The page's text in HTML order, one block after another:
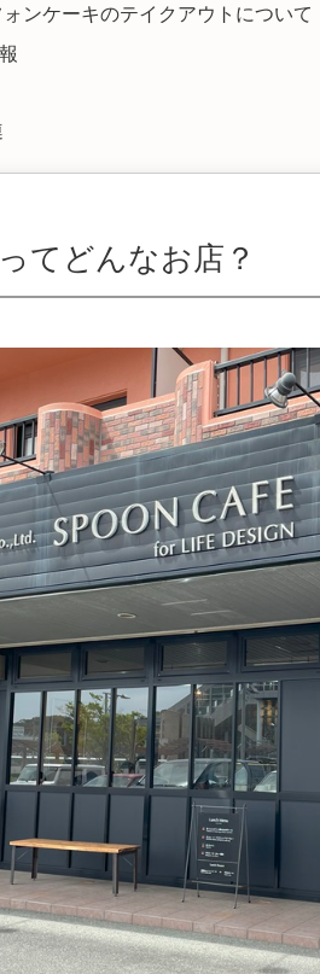
ォンケーキのテイクアウトについて
てどんなお店？